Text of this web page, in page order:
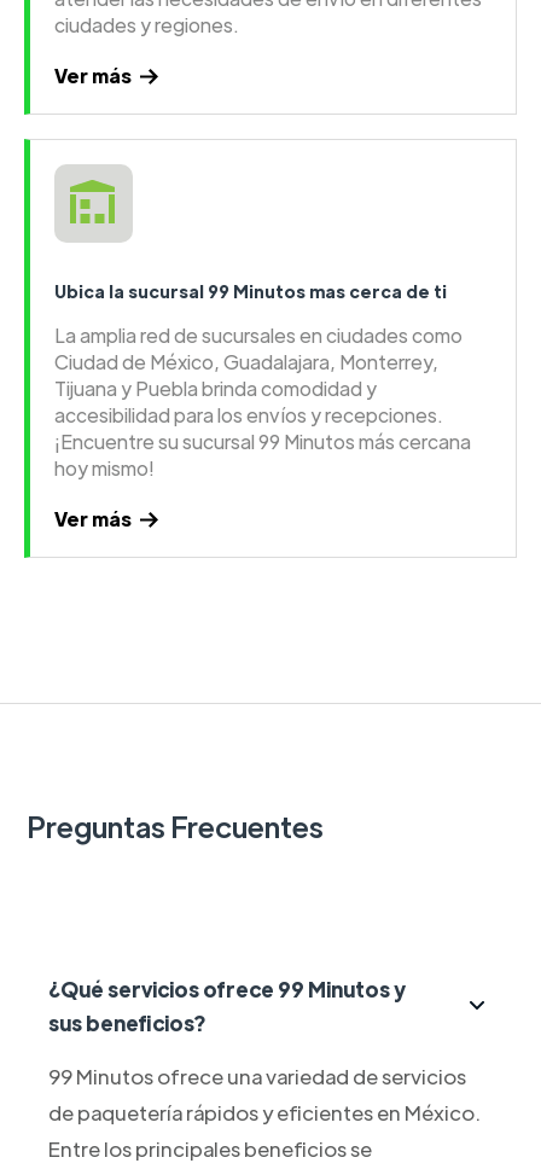
ciudades y regiones.
Ver más
Ubica la sucursal 99 Minutos mas cerca de ti
La amplia red de sucursales en ciudades como
Ciudad de México, Guadalajara, Monterrey,
Tijuana y Puebla brinda comodidad y
accesibilidad para los envíos y recepciones.
¡Encuentre su sucursal 99 Minutos más cercana
hoy mismo!
Ver más
Preguntas Frecuentes
¿Qué servicios ofrece 99 Minutos y
sus beneficios?
99 Minutos ofrece una variedad de servicios
de paquetería rápidos y eficientes en México.
Entre los principales beneficios se